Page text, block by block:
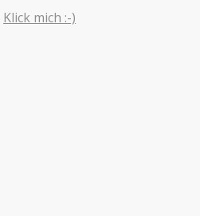
Klick mich :-)